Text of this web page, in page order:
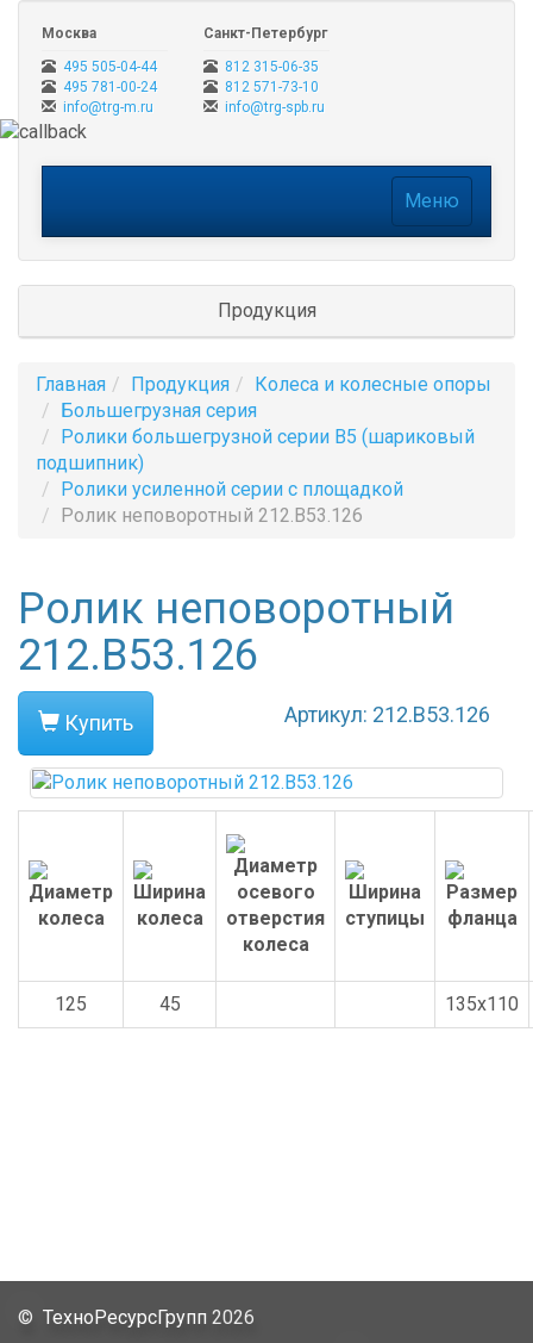
Москва
495 505-04-44
495 781-00-24
info@trg-m.ru
Санкт-Петербург
812 315-06-35
812 571-73-10
info@trg-spb.ru
Меню
Продукция
Главная Продукция
Колеса и колесные опоры
Большегрузная серия
Ролики большегрузной серии B5 (шариковый
подшипник)
Ролики усиленной серии с площадкой
Ролик неповоротный 212.B53.126
Ролик неповоротный
212.B53.126
Купить Артикул: 212.B53.126
125 45 135x110
© ТехноРесурсГрупп 2026